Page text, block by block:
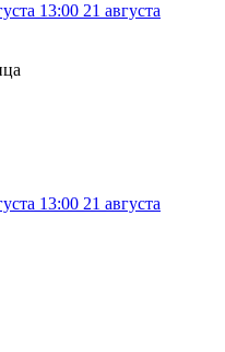
13:00 21 августа
13:00 21 августа